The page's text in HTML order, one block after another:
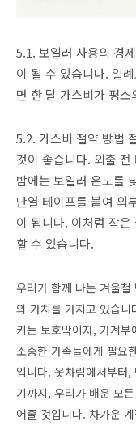
5.1. 보일러 사용의 경
이 될 수 있습니다. 일
면 한 달 가스비가 평
5.2. 가스비 절약 방법
것이 좋습니다. 외출
밤에는 보일러 온도를
단열 테이프를 붙여 외
이 됩니다. 이처럼 작
할 수 있습니다.
우리가 함께 나눈 겨울
의 가치를 가지고 있습
키는 보호막이자, 가계
소중한 가족들에게 필요
입니다. 옷차림에서부터
기까지, 우리가 배운 모
어줄 것입니다. 차가운